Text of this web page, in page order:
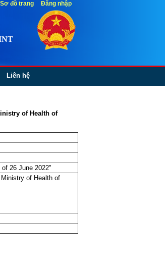
Liên hệ
of Health of
26 June 2022"
of Health of
Sơ đồ trang Đăng nhập